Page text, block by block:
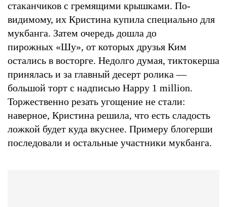
стаканчиков с гремящими крышками. По-
видимому, их Кристина купила специально для
мукбанга. Затем очередь дошла до
пирожных «Шу», от которых друзья Ким
остались в восторге. Недолго думая, тиктокерша
принялась и за главный десерт ролика —
большой торт с надписью Happy 1 million.
Торжественно резать угощение не стали:
наверное, Кристина решила, что есть сладость
ложкой будет куда вкуснее. Примеру блогерши
последовали и остальные участники мукбанга.